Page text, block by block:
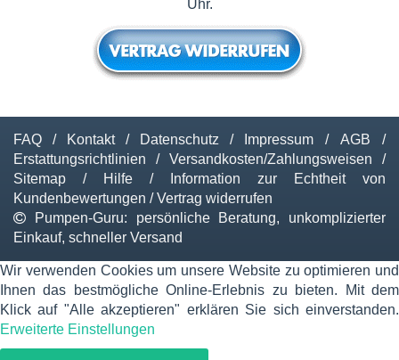
Uhr.
FAQ / Kontakt / Datenschutz / Impressum / AGB
/
Erstattungsrichtlinien
/ Versandkosten/Zahlungsweisen
/
Sitemap
/ Hilfe /
Information zur Echtheit von
Kundenbewertungen / Vertrag widerrufen
Pumpen-Guru: persönliche Beratung, unkomplizierter
Einkauf, schneller Versand
Wir verwenden Cookies um unsere Website zu optimieren und
Ihnen das bestmögliche Online-Erlebnis zu bieten. Mit dem
Klick auf "Alle akzeptieren" erklären Sie sich einverstanden.
Erweiterte Einstellungen